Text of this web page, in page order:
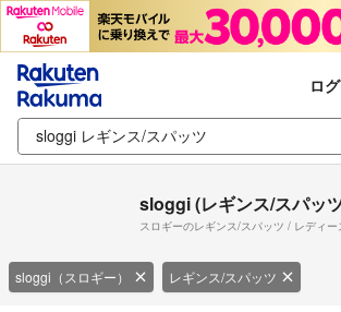
ロ
sloggi (レギンス/スパッ
スロギーのレギンス/スパッツ / レディー
sloggi（スロギー） レギンス/スパッツ